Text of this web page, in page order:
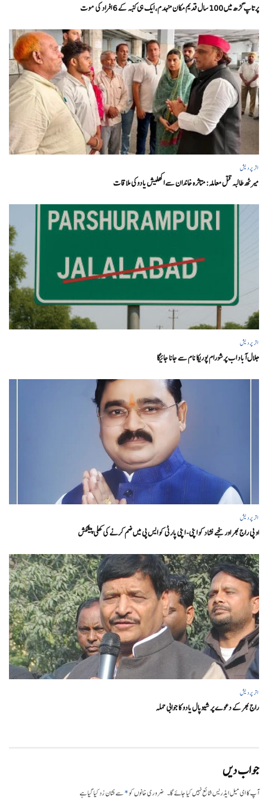
پرتاپ گڑھ میں 100 سال قدیم مکان منہدم، ایک ہی کنبہ کے 6 افراد کی موت
اتر پردیش
میرٹھ طالبہ قتل معاملہ: متاثرہ خاندان سے اکھلیش یادوکی ملاقات
اتر پردیش
جلال آباد اب پرشورام پوریکا نام سے جانا جائیگا
اتر پردیش
او پی راج بھر اور سنجے نشاد کو اپنی- اپنی پارٹی کو ایس پی میں ضم کرنے کی کھلی پیشکش
اتر پردیش
راج بھر کے دعوے پر شیوپال یادو کا جوابی حملہ
جواب دیں
آپ کا ای میل ایڈریس شائع نہیں کیا جائے گا۔ ضروری خانوں کو*سے نشان زد کیا گیا ہے